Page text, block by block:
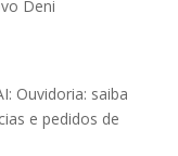
Deni
Ouvidoria: saiba
e pedidos de